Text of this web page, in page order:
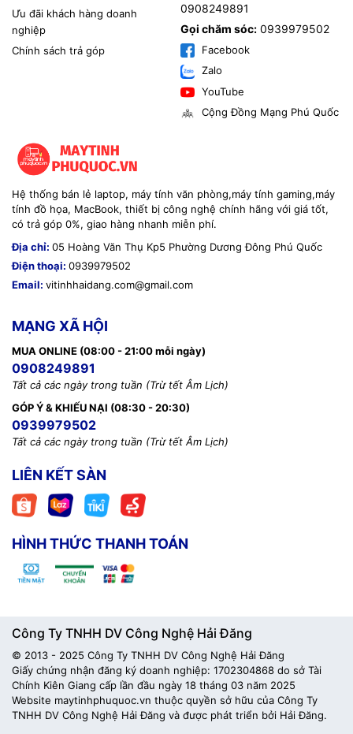
Ưu đãi khách hàng doanh
nghiệp
Chính sách trả góp
0908249891
Gọi chăm sóc: 0939979502
Facebook
Zalo
YouTube
Cộng Đồng Mạng Phú Quốc
Hệ thống bán lẻ laptop, máy tính văn phòng,máy tính gaming,máy
tính đồ họa, MacBook, thiết bị công nghệ chính hãng với giá tốt,
có trả góp 0%, giao hàng nhanh miễn phí.
Địa chỉ: 05 Hoàng Văn Thụ Kp5 Phường Dương Đông Phú Quốc
Điện thoại: 0939979502
Email: vitinhhaidang.com@gmail.com
MẠNG XÃ HỘI
MUA ONLINE (08:00 - 21:00 mỗi ngày)
0908249891
Tất cả các ngày trong tuần (Trừ tết Âm Lịch)
GÓP Ý & KHIẾU NẠI (08:30 - 20:30)
0939979502
Tất cả các ngày trong tuần (Trừ tết Âm Lịch)
LIÊN KẾT SÀN
HÌNH THỨC THANH TOÁN
Công Ty TNHH DV Công Nghệ Hải Đăng
© 2013 - 2025 Công Ty TNHH DV Công Nghệ Hải Đăng
Giấy chứng nhận đăng ký doanh nghiệp: 1702304868 do sở Tài
Chính Kiên Giang cấp lần đầu ngày 18 tháng 03 năm 2025
Website maytinhphuquoc.vn thuộc quyền sở hữu của Công Ty
TNHH DV Công Nghệ Hải Đăng và được phát triển bởi Hải Đăng.